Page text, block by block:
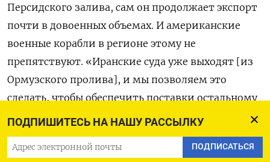
ПОДПИШИТЕСЬ НА НАШУ РАССЫЛКУ
ПОДПИСАТЬСЯ
Персидского залива, сам он продолжает экспорт
почти в довоенных объемах. И американские
военные корабли в регионе этому не
препятствуют. «Иранские суда уже выходят [из
Ормузского пролива], и мы позволяем это
сделать, чтобы обеспечить поставки остальному
миру», — сказал министр финансов США Скотт